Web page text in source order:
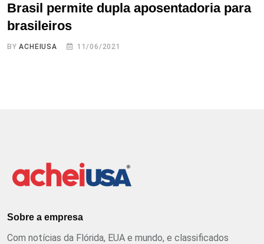
Brasil permite dupla aposentadoria para
brasileiros
BYACHEIUSA 11/06/2021
Sobre a empresa
Com notícias da Flórida, EUA e mundo, e classificados